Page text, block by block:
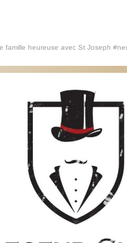
famille heureuse avec St Joseph